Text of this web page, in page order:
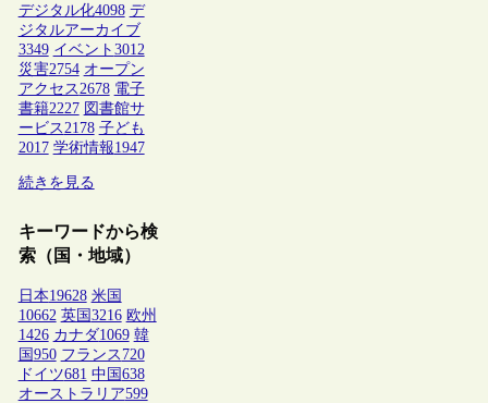
デジタル化4098 デ
ジタルアーカイブ
3349 イベント 3012
災害2754 オープン
アクセス2678 電子
書籍2227 図書館サ
ービス2178 子ども
2017 学術情報1947
続きを見る
キーワードから検
索（国・地域）
日本19628 米国
10662 英国 3216 欧州
1426 カナダ1069 韓
国 950 フランス 720
ドイツ681 中国 638
オーストラリア599